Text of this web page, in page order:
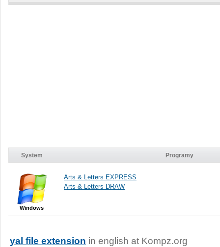
System Programy
Windows
Arts & Letters EXPRESS
Arts & Letters DRAW
yal file extension in english at Kompz.org